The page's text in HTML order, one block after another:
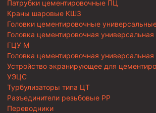
Патрубки цементировочные ПЦ
Краны шаровые КШЗ
Головки цементировочные
Головка цементировочная
ГЦУ М
Головка цементировочная
Устройство экранирующее для
УЭЦС
Турбулизаторы типа ЦТ
Разъединители резьбовые РР
Переводники